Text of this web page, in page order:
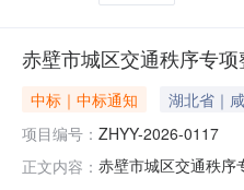
赤壁市城区交通秩序专
中标｜中标通知 湖北省｜
项目编号： ZHYY-2026-0117
正文内容： 赤壁市城区交通秩序